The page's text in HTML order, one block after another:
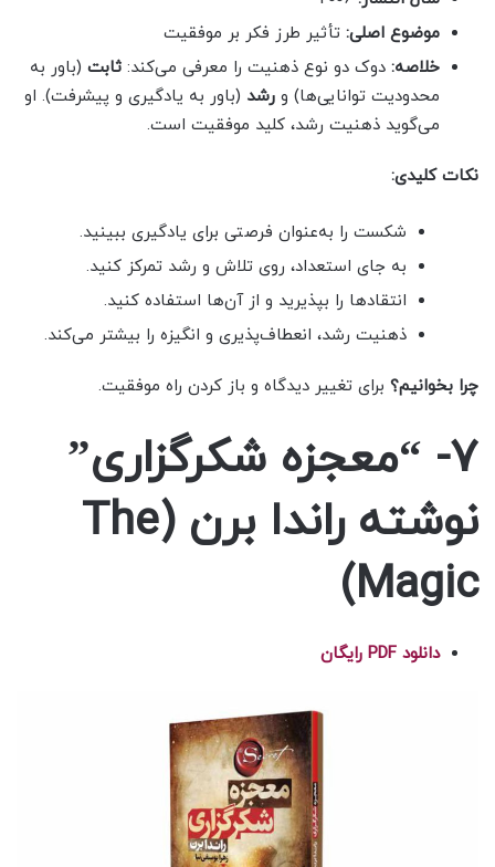
موضوع اصلی: تأثیر طرز فکر بر موفقیت
خلاصه: دوک دو نوع ذهنیت را معرفی می‌کند: ثابت (باور به
محدودیت توانایی‌ها) و رشد (باور به یادگیری و پیشرفت). او
می‌گوید ذهنیت رشد، کلید موفقیت است.
نکات کلیدی:
شکست را به‌عنوان فرصتی برای یادگیری ببینید.
به جای استعداد، روی تلاش و رشد تمرکز کنید.
انتقادها را بپذیرید و از آن‌ها استفاده کنید.
ذهنیت رشد، انعطاف‌پذیری و انگیزه را بیشتر می‌کند.
چرا بخوانیم؟ برای تغییر دیدگاه و باز کردن راه موفقیت.
7- “معجزه شکرگزاری”
نوشته راندا برن (The
Magic)
دانلود PDF رایگان